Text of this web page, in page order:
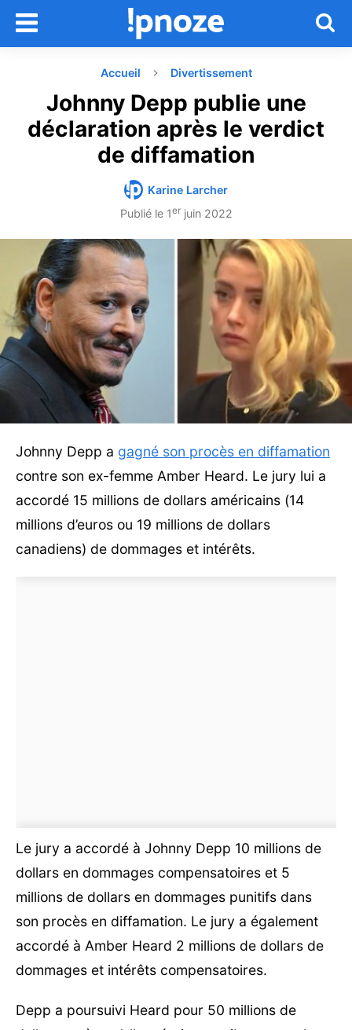
Accueil Divertissement
Johnny Depp publie une
déclaration après le verdict
de diffamation
Karine Larcher
Publié le 1erjuin 2022
Johnny Depp a gagné son procès en diffamation
contre son ex-femme Amber Heard. Le jury lui a
accordé 15 millions de dollars américains (14
millions d’euros ou 19 millions de dollars
canadiens) de dommages et intérêts.
Le jury a accordé à Johnny Depp 10 millions de
dollars en dommages compensatoires et 5
millions de dollars en dommages punitifs dans
son procès en diffamation. Le jury a également
accordé à Amber Heard 2 millions de dollars de
dommages et intérêts compensatoires.
Depp a poursuivi Heard pour 50 millions de